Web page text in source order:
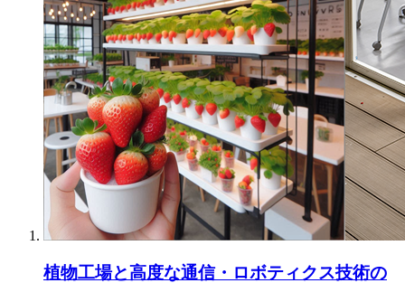
植物工場と高度な通信・ロボティクス技術の